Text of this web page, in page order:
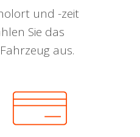
und -zeit
Sie das
aus.